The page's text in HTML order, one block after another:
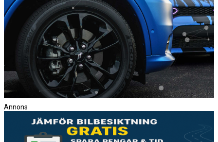
Annons